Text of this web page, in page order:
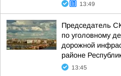
13:49
Председатель
по уголовному
дорожной
районе
13:45